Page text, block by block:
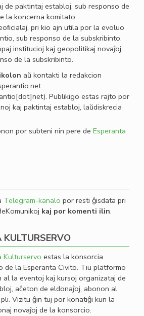
de paktintaj establoj, sub responso de
la koncerna komitato.
pri kio ajn utila por la evoluo
sub responso de la subskribinto.
institucioj kaj geopolitikaj novaĵoj,
de la subskribinto.
aŭ kontakti la redakcion
.net
. Publikigo estas rajto por
kaj paktintaj establoj, laŭdiskrecia
por subteni nin pere de Esperanta
Telegram-kanalo por resti ĝisdata pri
kaj por komenti ilin.
KULTURSERVO
Kulturservo estas la konsorcia
de la Esperanta Civito. Tiu platformo
al la eventoj kaj kursoj organizataj de
aĉeton de eldonaĵoj, abonon al
Vizitu ĝin tuj por konatiĝi kun la
novaĵoj de la konsorcio.